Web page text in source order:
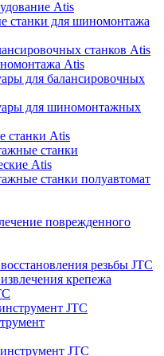
Atis
станки для шиномонтажа
станков Atis
Atis
для балансировочных
для шиномонтажных
станки Atis
станки
Atis
станки полуавтомат
поврежденного
резьбы JTC
крепежа
JTC
JTC